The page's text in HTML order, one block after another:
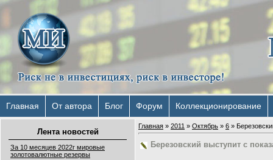
Главная От автора Блог Форум Коллекционирование
Лента новостей
За 10 месяцев 2022г мировые
золотовалютные резервы
Главная » 2011 » Октябрь » 6 »
Березовский выступит с